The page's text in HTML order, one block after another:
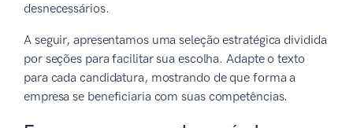
desnecessários.
A seguir, apresentamos uma seleção estratégica dividida
por seções para facilitar sua escolha. Adapte o texto
para cada candidatura, mostrando de que forma a
empresa se beneficiaria com suas competências.